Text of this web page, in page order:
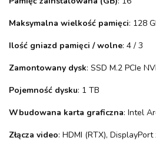
Maksymalna wielkość pamięci: 128
Ilość gniazd pamięci / wolne: 4 / 3
Zamontowany dysk: SSD M.2 PCIe
Pojemność dysku: 1 TB
Wbudowana karta graficzna: Intel
Złącza video: HDMI (RTX), DisplayPort